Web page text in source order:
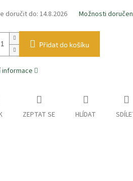
doručit do:14.8.2026 Možnosti
Přidat do košíku
informace
ZEPTAT SE HLÍDAT